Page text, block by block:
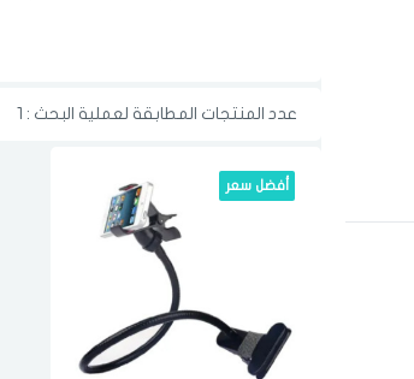
عدد المنتجات المطابقة لعملية البحث : 1
أفضل سعر
رقم الجوال*